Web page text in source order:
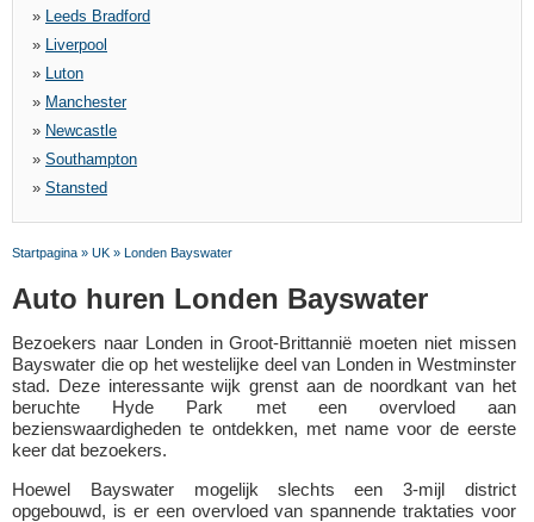
» Leeds Bradford
» Liverpool
» Luton
» Manchester
» Newcastle
» Southampton
» Stansted
Startpagina » UK » Londen Bayswater
Auto huren Londen Bayswater
Bezoekers naar Londen in Groot-Brittannië moeten niet missen
Bayswater die op het westelijke deel van Londen in Westminster
stad. Deze interessante wijk grenst aan de noordkant van het
beruchte Hyde Park met een overvloed aan
bezienswaardigheden te ontdekken, met name voor de eerste
keer dat bezoekers.
Hoewel Bayswater mogelijk slechts een 3-mijl district
opgebouwd, is er een overvloed van spannende traktaties voor